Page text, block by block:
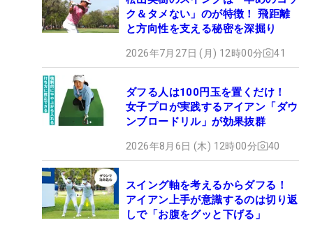
ク＆タメない」のが特徴！ 飛距離
と方向性を支える秘密を深掘り
2026年7月27日 (月) 12時00分 41
ダフる人は100円玉を置くだけ！
女子プロが実践するアイアン「ダウ
ンブロードリル」が効果抜群
2026年8月6日 (木) 12時00分 40
スイング軸を考えるからダフる！
アイアン上手が意識するのは切り返
しで「お腹をグッと下げる」